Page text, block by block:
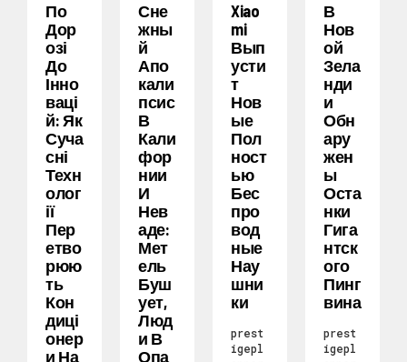
По
Дор
Озі
До
Інно
Ваці
Й: Як
Суча
Сні
Техн
Олог
Ії
Пер
Етво
Рюю
Ть
Кон
Диці
Онер
И На
Сне
Жны
Й
Апо
Кали
Псис
В
Кали
Фор
Нии
И
Нев
Аде:
Мет
Ель
Буш
Ует,
Люд
И В
Опа
Xiao
Mi
Вып
Усти
Т
Нов
Ые
Пол
Ност
Ью
Бес
Про
Вод
Ные
Нау
Шни
Ки
prest
igepl
В
Нов
Ой
Зела
Нди
И
Обн
Ару
Жен
Ы
Оста
Нки
Гига
Нтск
Ого
Пинг
Вина
prest
igepl